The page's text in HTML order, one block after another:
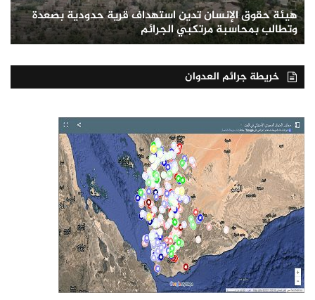
هيئة حقوق الإنسان تدين استهداف قرية حدودية بصعدة
وتطالب بمحاسبة مرتكبي الجرائم
خريطة جرائم العدوان